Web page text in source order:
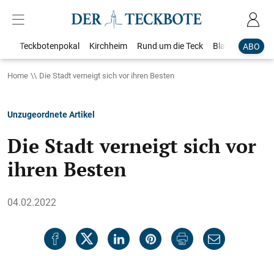
ABO
Teckbotenpokal Kirchheim Rund um die Teck Blaulicht
Home Die Stadt verneigt sich vor ihren Besten
Unzugeordnete Artikel
Die Stadt verneigt sich vor
ihren Besten
04.02.2022